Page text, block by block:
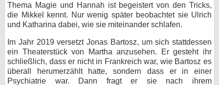
Thema Magie und Hannah ist begeistert von den Tricks,
die Mikkel kennt. Nur wenig später beobachtet sie Ulrich
und Katharina dabei, wie sie miteinander schlafen.
Im Jahr 2019 versetzt Jonas Bartosz, um sich stattdessen
ein Theaterstück von Martha anzusehen. Er gesteht ihr
schließlich, dass er nicht in Frankreich war, wie Bartosz es
überall herumerzählt hatte, sondern dass er in einer
Psychiatrie war. Dann fragt er sie nach ihrem